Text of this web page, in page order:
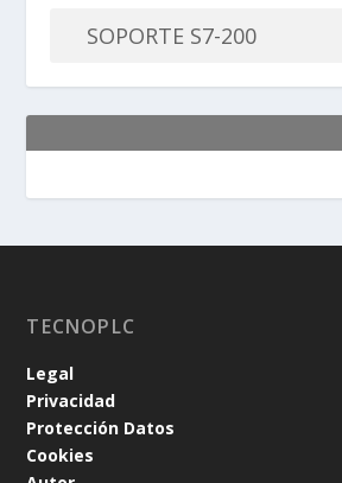
TECNOPLC
Legal
Privacidad
Protección Datos
Cookies